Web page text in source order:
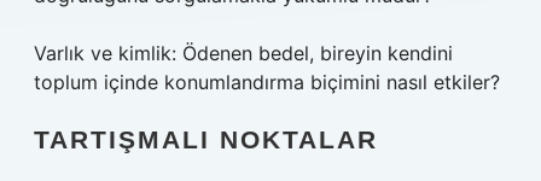
Varlık ve kimlik: Ödenen bedel, bireyin kendini
toplum içinde konumlandırma biçimini nasıl etkiler?
TARTIŞMALI NOKTALAR